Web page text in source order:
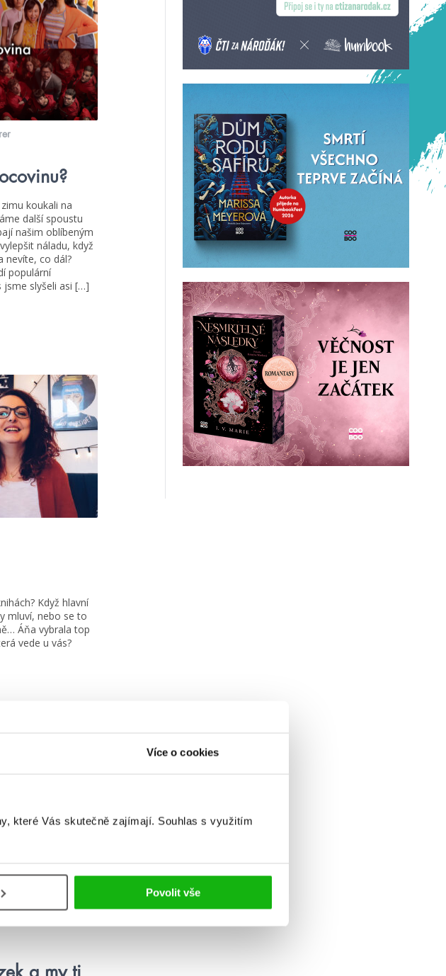
Více o cookies
které Vás skutečně zajímají. Souhlas s využitím
Povolit vše
koukali na
další spoustu
našim oblíbeným
náladu, když
nevíte, co dál?
populární
jsme slyšeli asi […]
Když hlavní
mluví, nebo se to
Áňa vybrala top
vede u vás?
a my ti